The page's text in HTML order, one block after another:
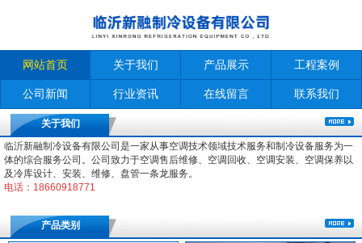
网站首页 关于我们 产品展示 工程案例
公司新闻 行业资讯 在线留言 联系我们
关于我们
临沂新融制冷设备有限公司是一家从事空调技术领域技术服务和制冷设备服务为一
体的综合服务公司。公司致力于空调售后维修、空调回收、空调安装、空调保养以
及冷库设计、安装、维修、盘管一条龙服务。
电话：18660918771
产品类别